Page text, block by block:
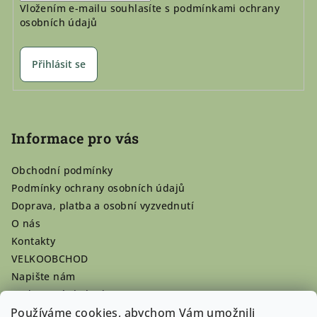
Používáme cookies, abychom Vám umožnili
Vložením e-mailu souhlasíte s podmínkami ochrany
osobních údajů
Přihlásit se
Informace pro vás
Obchodní podmínky
Podmínky ochrany osobních údajů
Doprava, platba a osobní vyzvednutí
O nás
Kontakty
VELKOOBCHOD
Napište nám
Hodnocení obchodu
Registrace se vyplatí!